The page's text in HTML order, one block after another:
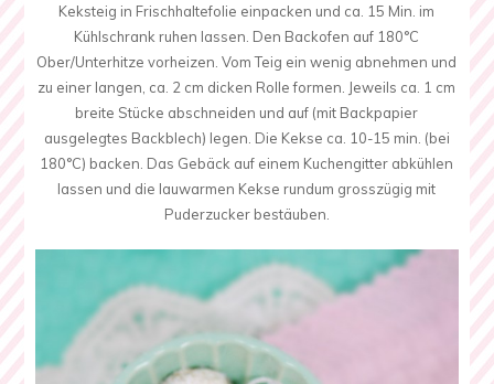
Keksteig in Frischhaltefolie einpacken und ca. 15 Min. im
Kühlschrank ruhen lassen. Den Backofen auf 180°C
Ober/Unterhitze vorheizen. Vom Teig ein wenig abnehmen und
zu einer langen, ca. 2 cm dicken Rolle formen. Jeweils ca. 1 cm
breite Stücke abschneiden und auf (mit Backpapier
ausgelegtes Backblech) legen. Die Kekse ca. 10-15 min. (bei
180°C) backen. Das Gebäck auf einem Kuchengitter abkühlen
lassen und die lauwarmen Kekse rundum grosszügig mit
Puderzucker bestäuben.